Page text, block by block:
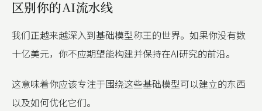
区别你的AI流水线
我们正越来越深入到基础模型称王的世界。如果你没有数
十亿美元，你不应期望能构建并保持在AI研究的前沿。
这意味着你应该专注于围绕这些基础模型可以建立的东西
以及如何优化它们。